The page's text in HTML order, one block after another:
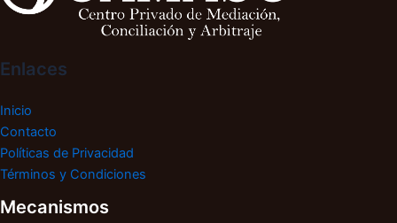
Enlaces
Inicio
Contacto
Políticas de Privacidad
Términos y Condiciones
Mecanismos